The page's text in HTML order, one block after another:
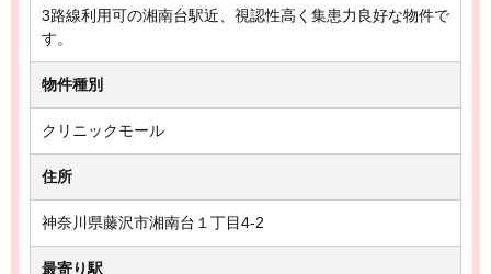
3路線利用可の湘南台駅近、視認性高く集患力良好な物件で
す。
物件種別
クリニックモール
住所
神奈川県藤沢市湘南台１丁目4-2
最寄り駅